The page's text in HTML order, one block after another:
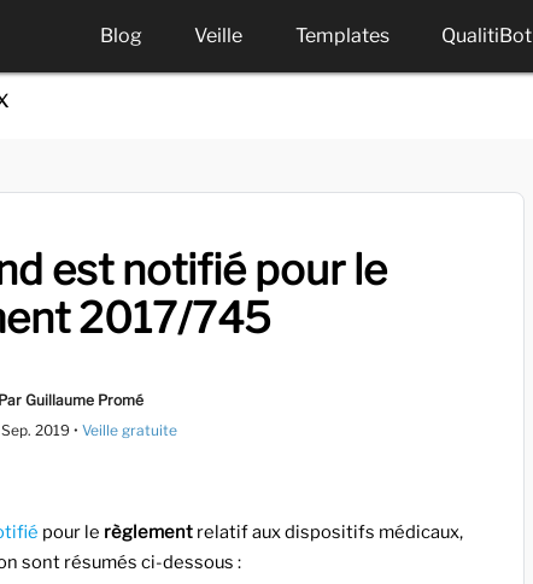
Blog Veille Templates QualitiBot
est notifié pour le
2017/745
Par Guillaume Promé
2019 •Veille gratuite
pour le règlement relatif aux dispositifs médicaux,
sont résumés ci-dessous :